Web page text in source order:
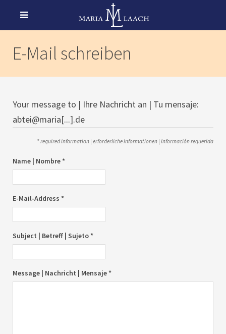
E-Mail schreiben
Your message to | Ihre Nachricht an | Tu mensaje:
abtei@maria[...].de
* required information | erforderliche Informationen | Información requerida
Name | Nombre *
E-Mail-Address *
Subject | Betreff | Sujeto *
Message | Nachricht | Mensaje *